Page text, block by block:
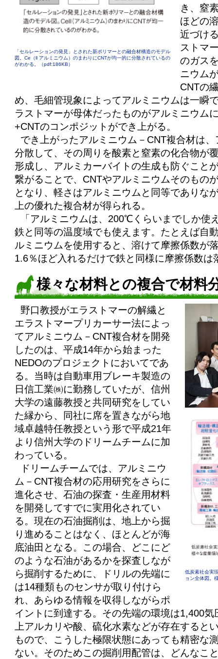
「セルレーションの発見」とされた新ポリマーとの融合材構造のモデル
図。Ce（ll アルミニウム）のまわりにCNTが均一的に分散されているの
がわかる。（pdf:186KB）
き、窒
ほどの
近づけ
ストマ
のガス
ニウム
CNTの
め、毛細管現象によってアルミニウムは一瞬
ラストマーが母体だったものがアルミニウム
+CNTのコンポジットができ上がる。
でき上がったアルミニウム－CNT複合材は
分散して、その周りを酸素と窒素の化合物が
形成し、アルミカーバイトの生成も防ぐこと
繋がることで、CNTやアルミニウムそのもの
となり、軽さはアルミニウムと同等でありな
上の優れた複合材が得られる。
「アルミニウムは、200℃くらいまでしか使
鉄と同等の温度域でも使えます。たとえば自
ルミニウムを使用すると、溶けて摩擦係数が
1.6％ほど入れるだけで鉄と同様に摩擦係数
様々な材料との複合で材料
低炭素社会実
ョン全体図。
野口教授がエラストマーの解繊と
エラストマープリカーサー法によっ
てアルミニウム－CNT複合材を開発
したのは、平成14年から始まった
NEDOのプロジェクトにおいてであ
る。当時は自動車用ブレーキ製造の
日信工業㈱に勤務していたが、信州
大学の遠藤教授と共同研究をしてい
た縁から、同社に席を置きながら地
域卓越特任教授という形で平成21年
より信州大学のドリームチームに加
わっている。
ドリームチームでは、アルミニウ
ム－CNT複合材の応用研究をさらに
進化させ、石油の探査・生産用材料
を開発してすでに実用化されてい
る。現在の石油掘削は、地上から掘
り進めることはなく、ほとんどが海
底油田となる。この場合、どこにど
のような石油があるかを探査しなが
ら掘削するために、ドリルの先端に
は14種類ものセンサが取り付けら
れ、あらゆる情報を収得しながらポ
イントに到達する。その先端の環境は1,400
上アルカリや酸、硫化水素などが存在すると
もので、こうした極限状態にあっても精密な
ない。そのためこの掘削用配管は、どんなこ